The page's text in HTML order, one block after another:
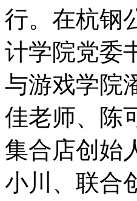
行。在杭钢
计学院党委
与游戏学院
佳老师、陈
集合店创始
小川、联合